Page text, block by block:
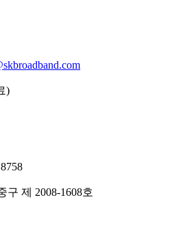
)
구 제 2008-1608호